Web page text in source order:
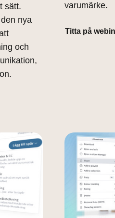
sätt.
nya
och
varumärke.
Titta på